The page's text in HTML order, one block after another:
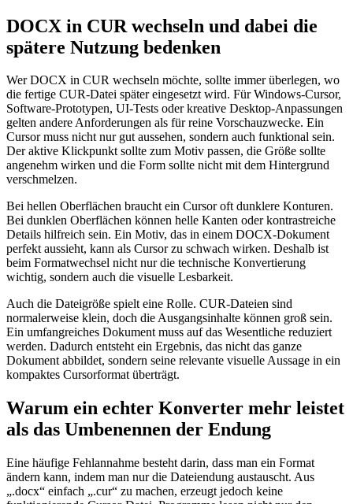
DOCX in CUR wechseln und dabei die
spätere Nutzung bedenken
Wer DOCX in CUR wechseln möchte, sollte immer überlegen, wo
die fertige CUR-Datei später eingesetzt wird. Für Windows-Cursor,
Software-Prototypen, UI-Tests oder kreative Desktop-Anpassungen
gelten andere Anforderungen als für reine Vorschauzwecke. Ein
Cursor muss nicht nur gut aussehen, sondern auch funktional sein.
Der aktive Klickpunkt sollte zum Motiv passen, die Größe sollte
angenehm wirken und die Form sollte nicht mit dem Hintergrund
verschmelzen.
Bei hellen Oberflächen braucht ein Cursor oft dunklere Konturen.
Bei dunklen Oberflächen können helle Kanten oder kontrastreiche
Details hilfreich sein. Ein Motiv, das in einem DOCX-Dokument
perfekt aussieht, kann als Cursor zu schwach wirken. Deshalb ist
beim Formatwechsel nicht nur die technische Konvertierung
wichtig, sondern auch die visuelle Lesbarkeit.
Auch die Dateigröße spielt eine Rolle. CUR-Dateien sind
normalerweise klein, doch die Ausgangsinhalte können groß sein.
Ein umfangreiches Dokument muss auf das Wesentliche reduziert
werden. Dadurch entsteht ein Ergebnis, das nicht das ganze
Dokument abbildet, sondern seine relevante visuelle Aussage in ein
kompaktes Cursorformat überträgt.
Warum ein echter Konverter mehr leistet
als das Umbenennen der Endung
Eine häufige Fehlannahme besteht darin, dass man ein Format
ändern kann, indem man nur die Dateiendung austauscht. Aus
„.docx“ einfach „.cur“ zu machen, erzeugt jedoch keine